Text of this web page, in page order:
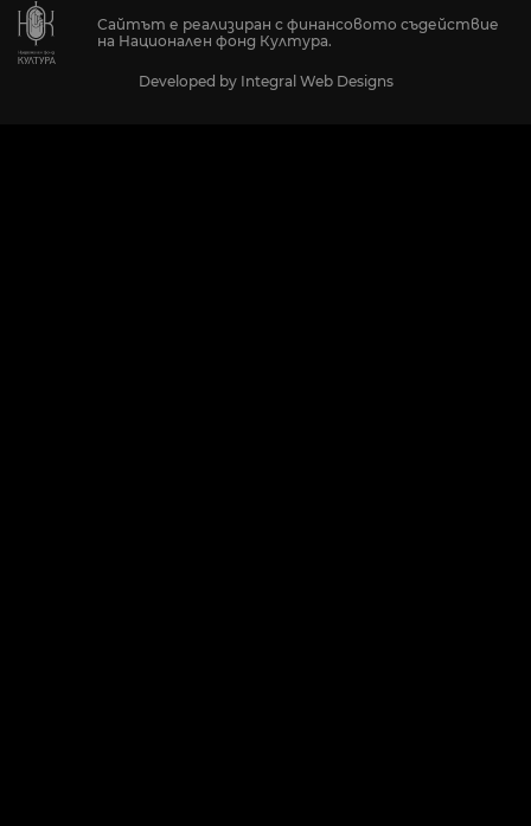
Сайтът е реализиран с финансовото съдействие
на Национален фонд Култура.
Developed by Integral Web Designs